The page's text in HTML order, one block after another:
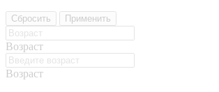
Сбросить Применить
Возраст
Возраст